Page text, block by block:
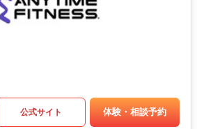
公式サイト 体験・相談予約